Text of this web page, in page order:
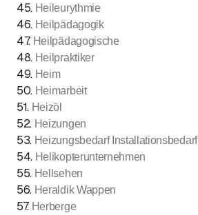
45. Heileurythmie
46. Heilpädagogik
47. Heilpädagogische
48. Heilpraktiker
49. Heim
50. Heimarbeit
51. Heizöl
52. Heizungen
53. Heizungsbedarf Installationsbedarf
54. Helikopterunternehmen
55. Hellsehen
56. Heraldik Wappen
57. Herberge